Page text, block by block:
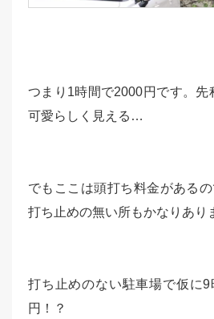
つまり1時間で2000円です。先
可愛らしく見える…
でもここは頭打ち料金があるの
打ち止めの無い所もかなりあり
打ち止めのない駐車場で仮に
円！？